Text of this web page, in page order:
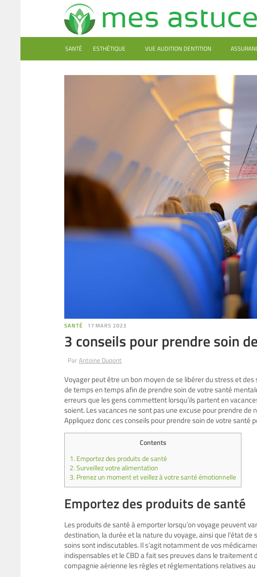
SANTÉ ESTHÉTIQUE VUE AUDITION DENTITION
SANTÉ 17 MARS 2023
3 conseils pour prendre soin
Par Antoine Dupont
Voyager peut être un bon moyen de se libérer du stress et
de temps en temps afin de prendre soin de votre santé
erreurs que les gens commettent lorsqu’ils partent en
soient. Les vacances ne sont pas une excuse pour prendre
Appliquez donc ces conseils pour prendre soin de votre santé
Contents
1. Emportez des produits de santé
2.Surveillez votre alimentation
3. Prenez un moment et veillez à votre santé émotionnelle
Emportez des produits de santé
Les produits de santé à emporter lorsqu’on voyage peuvent
destination, la durée et la nature du voyage, ainsi que l’état
soins sont indiscutables. Il s’agit notamment de vos
indispensables et le CBD a fait ses preuves dans le
compagnie aérienne les règles et réglementations relatives